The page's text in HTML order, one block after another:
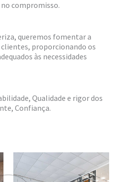
compromisso.
queremos fomentar a
proporcionando os
às necessidades
Qualidade e rigor dos
Confiança.